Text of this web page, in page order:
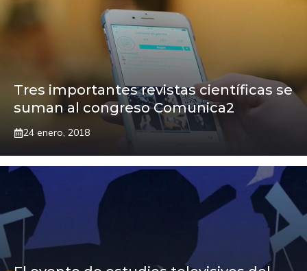
Tres importantes revistas científicas se
suman al congreso Comunica2
24 enero, 2018